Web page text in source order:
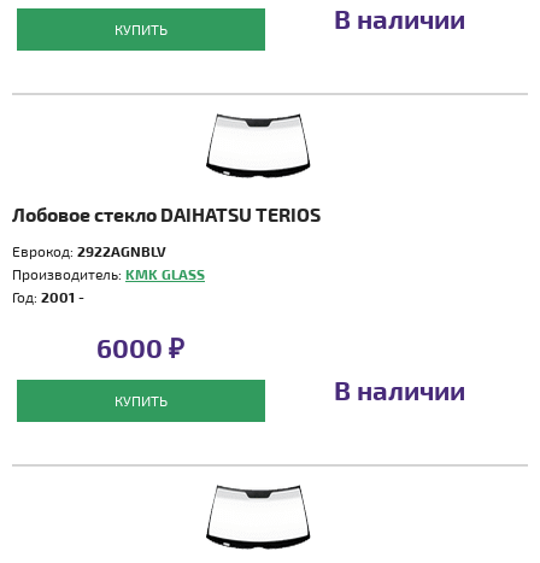
КУПИТЬ В наличии
Лобовое стекло DAIHATSU TERIOS
Еврокод: 2922AGNBLV
Производитель: KMK GLASS
Год: 2001 -
6000 ₽
КУПИТЬ В наличии